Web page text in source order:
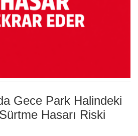
Gece Park Halindeki
Hasarı Riski